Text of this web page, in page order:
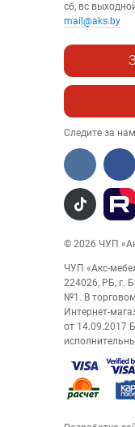
сб, вс
mail@aks.by
Следите за
© 2026 ЧУП
ЧУП «Акс-
224026, РБ, г.
№1. В
Интернет-
от 14.09.2017